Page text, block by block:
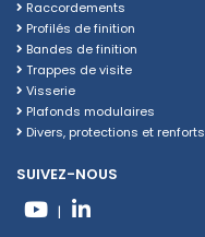
Raccordements
Profilés de finition
Bandes de finition
Trappes de visite
Visserie
Plafonds modulaires
Divers, protections et renforts
SUIVEZ-NOUS
|